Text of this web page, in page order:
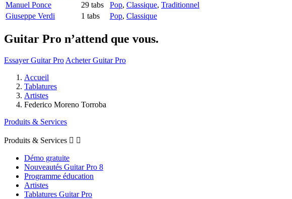
Manuel Ponce
29 tabs Pop, Classique, Traditionnel
Giuseppe Verdi
1 tabs Pop, Classique
Guitar Pro n’attend que vous.
Essayer Guitar Pro Acheter Guitar Pro
Accueil
Tablatures
Artistes
Federico Moreno Torroba
Produits & Services
Produits & Services  
Démo gratuite
Nouveautés Guitar Pro 8
Programme éducation
Artistes
Tablatures Guitar Pro